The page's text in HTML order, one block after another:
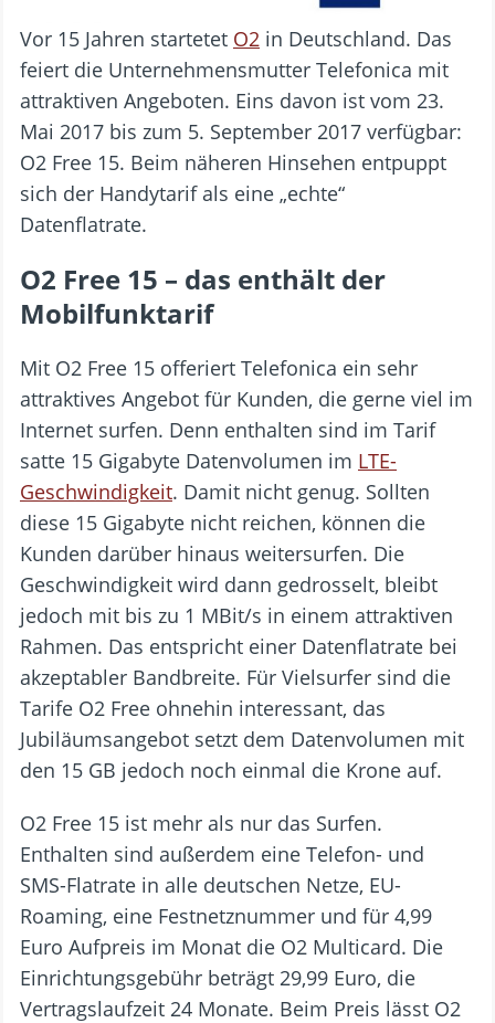
Vor 15 Jahren startetet O2 in Deutschland. Das
feiert die Unternehmensmutter Telefonica mit
attraktiven Angeboten. Eins davon ist vom 23.
Mai 2017 bis zum 5. September 2017 verfügbar:
O2 Free 15. Beim näheren Hinsehen entpuppt
sich der Handytarif als eine „echte“
Datenflatrate.
O2 Free 15 – das enthält der
Mobilfunktarif
Mit O2 Free 15 offeriert Telefonica ein sehr
attraktives Angebot für Kunden, die gerne viel im
Internet surfen. Denn enthalten sind im Tarif
satte 15 Gigabyte Datenvolumen im LTE-
Geschwindigkeit. Damit nicht genug. Sollten
diese 15 Gigabyte nicht reichen, können die
Kunden darüber hinaus weitersurfen. Die
Geschwindigkeit wird dann gedrosselt, bleibt
jedoch mit bis zu 1 MBit/s in einem attraktiven
Rahmen. Das entspricht einer Datenflatrate bei
akzeptabler Bandbreite. Für Vielsurfer sind die
Tarife O2 Free ohnehin interessant, das
Jubiläumsangebot setzt dem Datenvolumen mit
den 15 GB jedoch noch einmal die Krone auf.
O2 Free 15 ist mehr als nur das Surfen.
Enthalten sind außerdem eine Telefon- und
SMS-Flatrate in alle deutschen Netze, EU-
Roaming, eine Festnetznummer und für 4,99
Euro Aufpreis im Monat die O2 Multicard. Die
Einrichtungsgebühr beträgt 29,99 Euro, die
Vertragslaufzeit 24 Monate. Beim Preis lässt O2